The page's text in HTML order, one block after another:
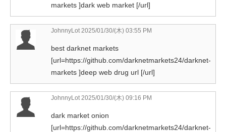
markets ]dark web market [/url]
JohnnyLot2025/01/30/(木) 03:55 PM
best darknet markets
[url=https://github.com/darknetmarkets24/darknet-
markets ]deep web drug url [/url]
JohnnyLot2025/01/30/(木) 09:16 PM
dark market onion
[url=https://github.com/darknetmarkets24/darknet-